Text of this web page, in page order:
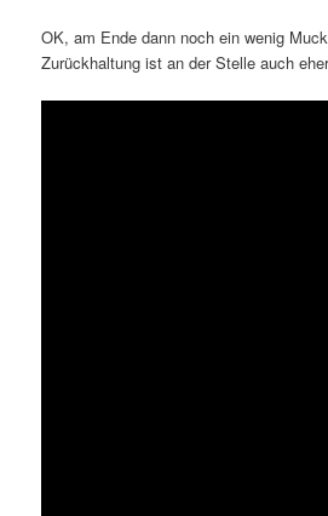
OK, am Ende dann noch ein wenig
Zurückhaltung ist an der Stelle auch